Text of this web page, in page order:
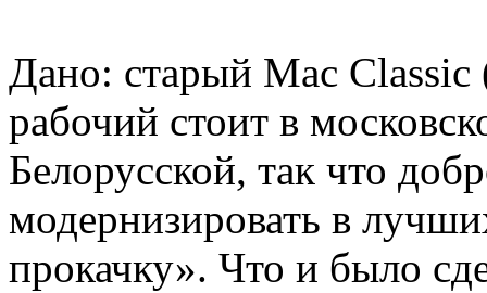
Дано: старый Mac Classic
рабочий стоит в
Белорусской, так что
модернизировать в
прокачку». Что и было